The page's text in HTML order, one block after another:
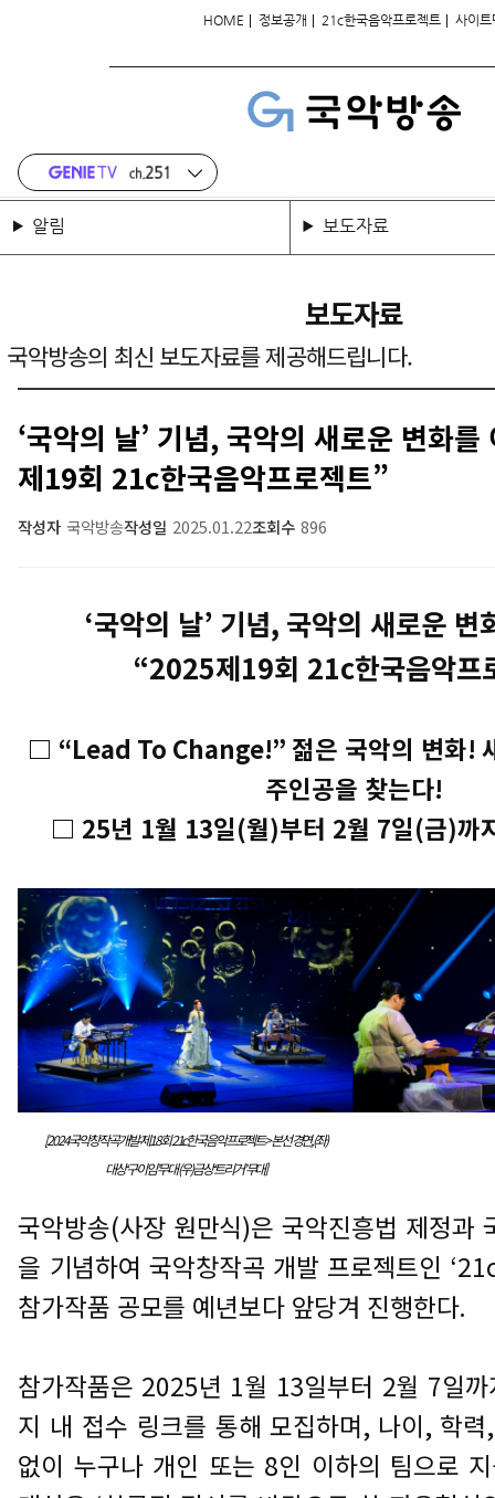
HOME | 정보공개 | 21c한국음악프로젝트 | 사이트
알림 보도자료
보도자료
국악방송의 최신 보도자료를 제공해드립니다.
‘국악의 날’ 기념, 국악의 새로운 변화
제19회 21c한국음악프로젝트”
작성자 국악방송작성일 2025.01.22조회수 896
‘국악의 날’ 기념, 국악의 새로운 변
“2025제19회 21c한국음악프
□ “Lead To Change!” 젊은 국악의 변화!
주인공을 찾는다!
□ 25년 1월 13일(월)부터 2월 7일(금)까
[2024국악창작곡개발-제18회21c한국음악프로젝트>본선 경연, (좌)
대상구이임’무대(우)금상트리거’무대]
국악방송(사장 원만식)은 국악진흥법 제정과
을 기념하여 국악창작곡 개발 프로젝트인
참가작품 공모를 예년보다 앞당겨 진행한다.
참가작품은 2025년 1월 13일부터 2월 7일
지 내 접수 링크를 통해 모집하며, 나이, 학력
없이 누구나 개인 또는 8인 이하의 팀으로